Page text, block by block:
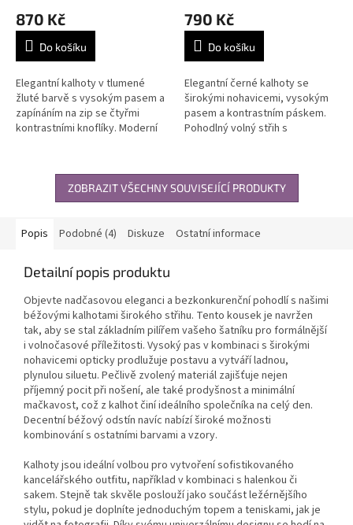
870 Kč
Do košíku
Elegantní kalhoty v tlumené
žluté barvě s vysokým pasem a
zapínáním na zip se čtyřmi
kontrastními knoflíky. Moderní
každodenní i...
790 Kč
Do košíku
Elegantní černé kalhoty se
širokými nohavicemi, vysokým
pasem a kontrastním páskem.
Pohodlný volný střih s
neformální...
ZOBRAZIT VŠECHNY SOUVISEJÍCÍ PRODUKTY
Popis Podobné (4) Diskuze Ostatní informace
Detailní popis produktu
Objevte nadčasovou eleganci a bezkonkurenční pohodlí s našimi
béžovými kalhotami širokého střihu. Tento kousek je navržen
tak, aby se stal základním pilířem vašeho šatníku pro formálnější
i volnočasové příležitosti. Vysoký pas v kombinaci s širokými
nohavicemi opticky prodlužuje postavu a vytváří ladnou,
plynulou siluetu. Pečlivě zvolený materiál zajišťuje nejen
příjemný pocit při nošení, ale také prodyšnost a minimální
mačkavost, což z kalhot činí ideálního společníka na celý den.
Decentní béžový odstín navíc nabízí široké možnosti
kombinování s ostatními barvami a vzory.
Kalhoty jsou ideální volbou pro vytvoření sofistikovaného
kancelářského outfitu, například v kombinaci s halenkou či
sakem. Stejně tak skvěle poslouží jako součást ležérnějšího
stylu, pokud je doplníte jednoduchým topem a teniskami, jak je